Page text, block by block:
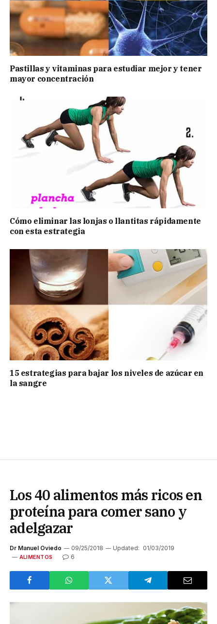
Pastillas y vitaminas para estudiar mejor y tener
mayor concentración
Cómo eliminar las lonjas o llantitas rápidamente
con esta estrategia
15 estrategias para bajar los niveles de azúcar en
la sangre
Los 40 alimentos más ricos en
proteína para comer sano y
adelgazar
Dr Manuel Oviedo 09/25/2018 Updated: 01/03/2019
ALIMENTOS 6